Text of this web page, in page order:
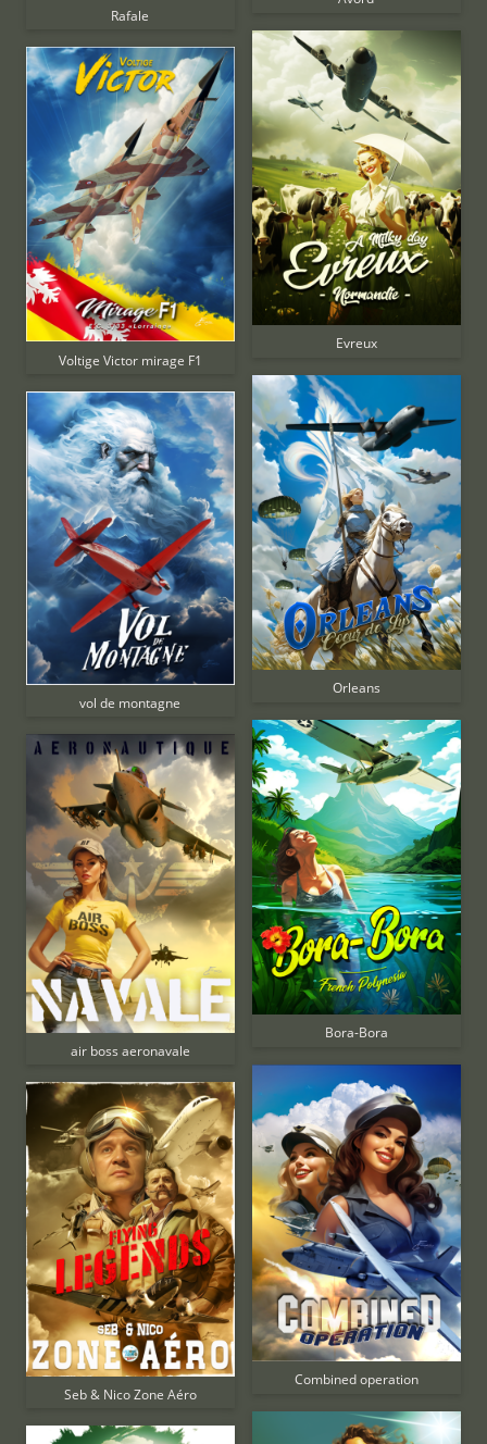
Rafale
Voltige Victor mirage F1
vol de montagne
air boss aeronavale
Seb & Nico Zone Aéro
Evreux
Orleans
Bora-Bora
Combined operation